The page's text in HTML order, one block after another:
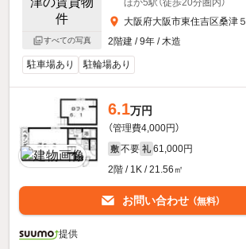
すべての写真
大阪府大阪市東住吉区桑津５
2階建 / 9年 / 木造
駐車場あり 駐輪場あり
6.1万円
（管理費4,000円）
敷 不要 礼 61,000円
2階 / 1K / 21.56㎡
お問い合わせ （無料）
提供